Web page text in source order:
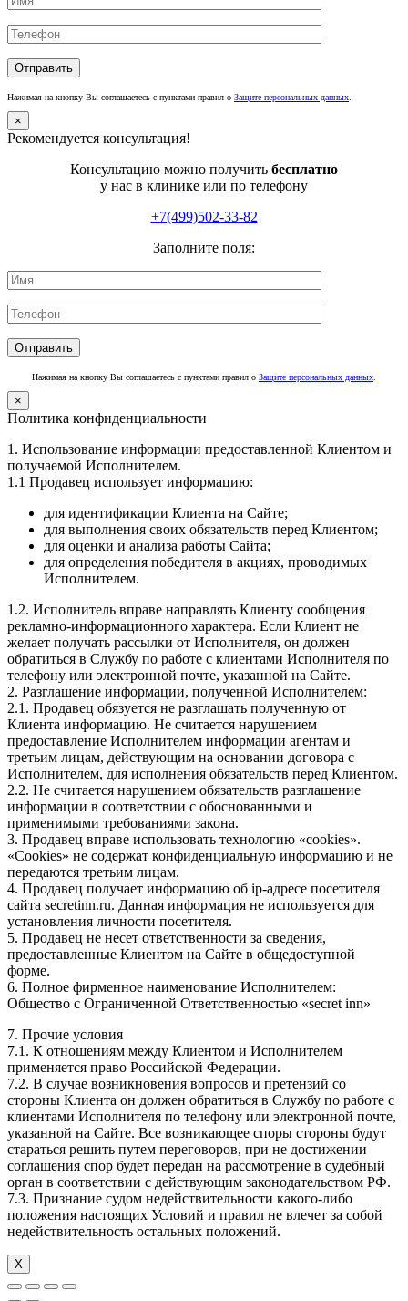
Нажимая на кнопку Вы соглашаетесь с пунктами правил о Защите персональных данных
×
Рекомендуется консультация!
Консультацию можно получить бесплатно
у нас в клинике или по телефону
+7(499)502-33-82
Заполните поля:
Нажимая на кнопку Вы соглашаетесь с пунктами правил о Защите персональных данных
×
Политика конфиденциальности
1. Использование информации предоставленной Клиентом и
получаемой Исполнителем.
1.1 Продавец использует информацию:
для идентификации Клиента на Сайте;
для выполнения своих обязательств перед Клиентом;
для оценки и анализа работы Сайта;
для определения победителя в акциях, проводимых
Исполнителем.
1.2. Исполнитель вправе направлять Клиенту сообщения
рекламно-информационного характера. Если Клиент не
желает получать рассылки от Исполнителя, он должен
обратиться в Службу по работе с клиентами Исполнителя по
телефону или электронной почте, указанной на Сайте.
2. Разглашение информации, полученной Исполнителем:
2.1. Продавец обязуется не разглашать полученную от
Клиента информацию. Не считается нарушением
предоставление Исполнителем информации агентам и
третьим лицам, действующим на основании договора с
Исполнителем, для исполнения обязательств перед Клиентом.
2.2. Не считается нарушением обязательств разглашение
информации в соответствии с обоснованными и
применимыми требованиями закона.
3. Продавец вправе использовать технологию «cookies».
«Cookies» не содержат конфиденциальную информацию и не
передаются третьим лицам.
4. Продавец получает информацию об ip-адресе посетителя
сайта secretinn.ru. Данная информация не используется для
установления личности посетителя.
5. Продавец не несет ответственности за сведения,
предоставленные Клиентом на Сайте в общедоступной
форме.
6. Полное фирменное наименование Исполнителем:
Общество с Ограниченной Ответственностью «secret inn»
7. Прочие условия
7.1. К отношениям между Клиентом и Исполнителем
применяется право Российской Федерации.
7.2. В случае возникновения вопросов и претензий со
стороны Клиента он должен обратиться в Службу по работе с
клиентами Исполнителя по телефону или электронной почте,
указанной на Сайте. Все возникающее споры стороны будут
стараться решить путем переговоров, при не достижении
соглашения спор будет передан на рассмотрение в судебный
орган в соответствии с действующим законодательством РФ.
7.3. Признание судом недействительности какого-либо
положения настоящих Условий и правил не влечет за собой
недействительность остальных положений.
Х